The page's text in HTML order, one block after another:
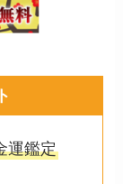
運鑑定